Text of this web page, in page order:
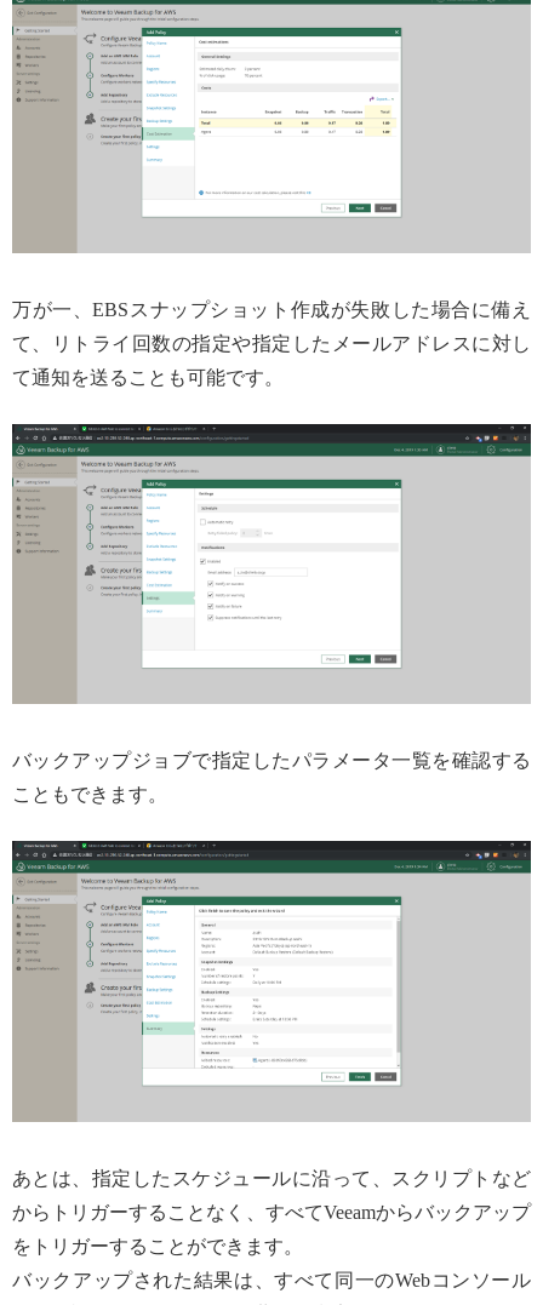
万が一、EBSスナップショット作成が失敗した場合に備え
て、リトライ回数の指定や指定したメールアドレスに対し
て通知を送ることも可能です。
バックアップジョブで指定したパラメータ一覧を確認する
こともできます。
あとは、指定したスケジュールに沿って、スクリプトなど
からトリガーすることなく、すべてVeeamからバックアップ
をトリガーすることができます。
バックアップされた結果は、すべて同一のWebコンソール